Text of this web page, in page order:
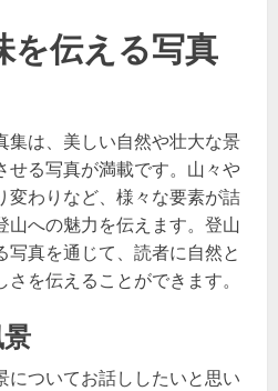
を伝える写真
集は、美しい自然や壮大な景
せる写真が満載です。山々や
変わりなど、様々な要素が詰
山への魅力を伝えます。登山
真を通じて、読者に自然と
を伝えることができます。
についてお話ししたいと思い